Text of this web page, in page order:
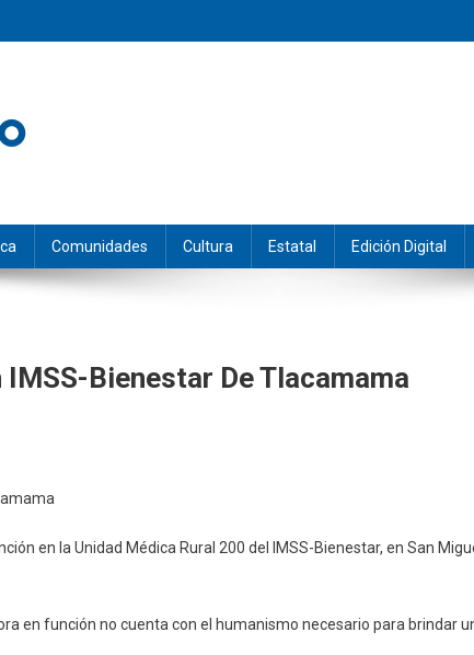
Comunidades Cultura Estatal Edición Digital
Bienestar De Tlacamama
en la Unidad Médica Rural 200 del IMSS-Bienestar, en San
en función no cuenta con el humanismo necesario para brindar